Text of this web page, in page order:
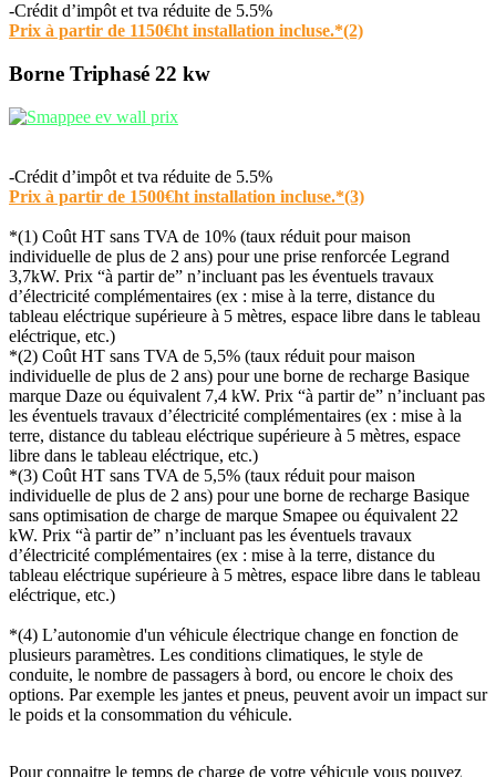
-Crédit d’impôt et tva réduite de 5.5%
Prix à partir de 1150€ht installation incluse.*(2)
Borne Triphasé 22 kw
-Crédit d’impôt et tva réduite de 5.5%
Prix à partir de 1500€ht installation incluse.*(3)
*(1) Coût HT sans TVA de 10% (taux réduit pour maison
individuelle de plus de 2 ans) pour une prise renforcée Legrand
3,7kW. Prix “à partir de” n’incluant pas les éventuels travaux
d’électricité complémentaires (ex : mise à la terre, distance du
tableau eléctrique supérieure à 5 mètres, espace libre dans le tableau
eléctrique, etc.)
*(2) Coût HT sans TVA de 5,5% (taux réduit pour maison
individuelle de plus de 2 ans) pour une borne de recharge Basique
marque Daze ou équivalent 7,4 kW. Prix “à partir de” n’incluant pas
les éventuels travaux d’électricité complémentaires (ex : mise à la
terre, distance du tableau eléctrique supérieure à 5 mètres, espace
libre dans le tableau eléctrique, etc.)
*(3) Coût HT sans TVA de 5,5% (taux réduit pour maison
individuelle de plus de 2 ans) pour une borne de recharge Basique
sans optimisation de charge de marque Smapee ou équivalent 22
kW. Prix “à partir de” n’incluant pas les éventuels travaux
d’électricité complémentaires (ex : mise à la terre, distance du
tableau eléctrique supérieure à 5 mètres, espace libre dans le tableau
eléctrique, etc.)
*(4) L’autonomie d'un véhicule électrique change en fonction de
plusieurs paramètres. Les conditions climatiques, le style de
conduite, le nombre de passagers à bord, ou encore le choix des
options. Par exemple les jantes et pneus, peuvent avoir un impact sur
le poids et la consommation du véhicule.
Pour connaitre le temps de charge de votre véhicule vous pouvez